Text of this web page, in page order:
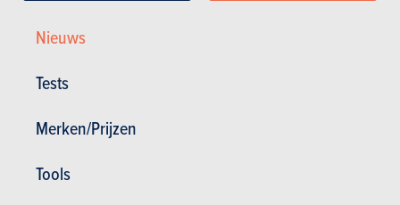
Nieuws
Tests
Merken/Prijzen
Tools
Tabaksreclame
Netflix gaf reeds een voorproevertje vrij, waarin Senna voor het eerst
wachten tot later dit jaar om te oordelen of de makers het juiste
zien alvast wel een historisch correcte McLaren MP4/6, zelfs met